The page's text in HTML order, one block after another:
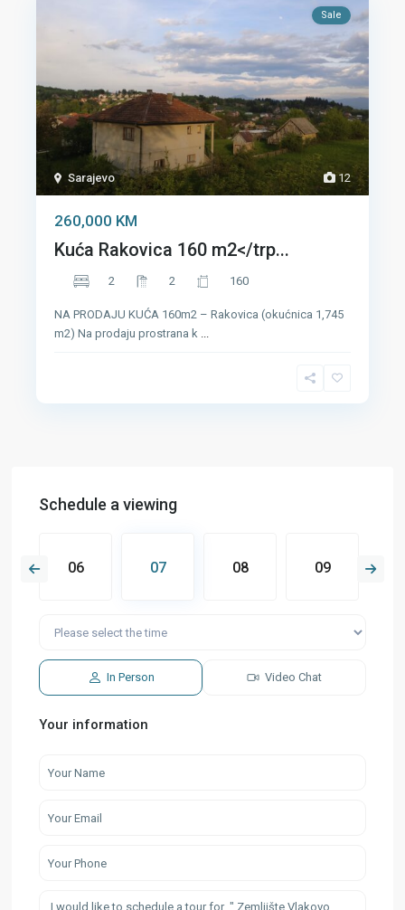
12
Sarajevo
Sale
260,000 KM
Kuća Rakovica 160 m2</trp...
2 2 160
NA PRODAJU KUĆA 160m2 – Rakovica (okućnica 1,745
m2) Na prodaju prostrana k ...
Schedule a viewing
06 07 08 09
In Person Video Chat
Your information